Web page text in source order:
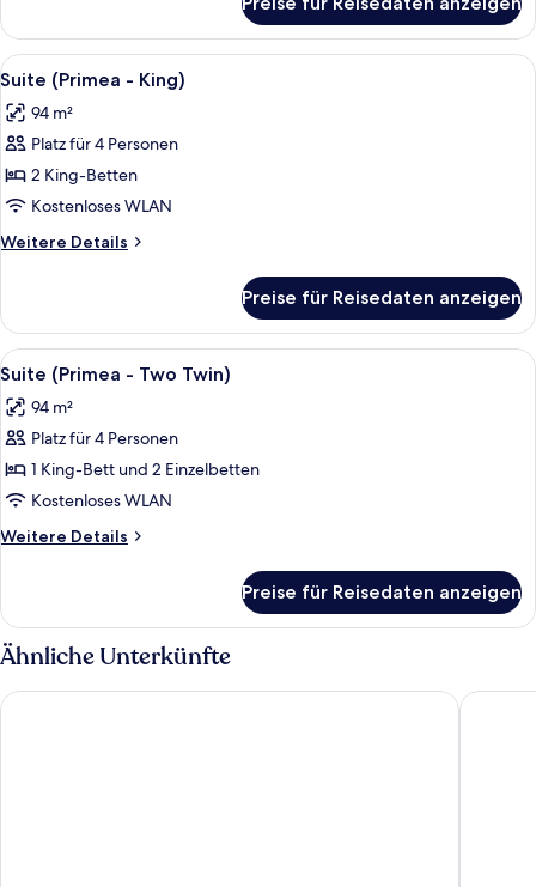
(Primea
Double)
Alle
Fotos
für
Suite
(Primea
-
King)
anzeigen
Minibar, Zimmersafe, Schreibtisch,
7
Suite (Primea - King)
94 m²
Platz für 4 Personen
2 King-Betten
Kostenloses WLAN
Weitere Details
Weitere
(Primea
King)
Preise für Reisedaten anzeigen
Alle
Fotos
für
Suite
(Primea
-
Two
Twin)
Ein Hotelzimmer mit einem großen
4
Suite (Primea - Two Twin)
94 m²
Platz für 4 Personen
1 King-Bett und 2 Einzelbetten
Kostenloses WLAN
Weitere Details
Weitere
(Primea
-
Two
Preise für Reisedaten anzeigen
Ähnliche Unterkünfte
New World Makati Hotel Dusit